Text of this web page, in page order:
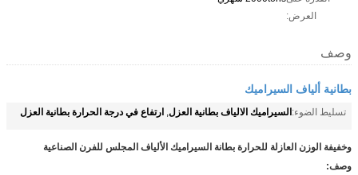
العرض:
وصف
بطانية ألياف السيراميك
تسليط الضوء:السيراميك الالياف بطانية العزل, ارتفاع في درجة الحرارة بطانية العزل
وخفيفة الوزن العازلة للحرارة بطانة السيراميك الألياف المجلس للفرن الصناعية
وصف: